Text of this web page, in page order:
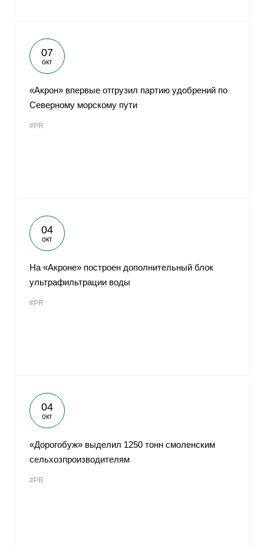
07
окт
«Акрон» впервые отгрузил партию удобрений по
Северному морскому пути
#PR
04
окт
На «Акроне» построен дополнительный блок
ультрафильтрации воды
#PR
04
окт
«Дорогобуж» выделил 1250 тонн смоленским
сельхозпроизводителям
#PR